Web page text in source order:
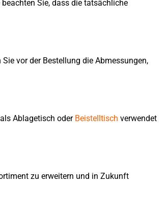
Sie, dass die tatsächliche
vor der Bestellung die Abmessungen,
Ablagetisch oder Beistelltisch verwendet
zu erweitern und in Zukunft